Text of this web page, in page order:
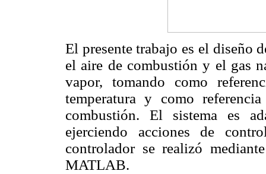
El presente trabajo es el diseño
el aire de combustión y el gas
vapor, tomando como
temperatura y como
combustión. El sistema es
ejerciendo acciones de
controlador se realizó
MATLAB.